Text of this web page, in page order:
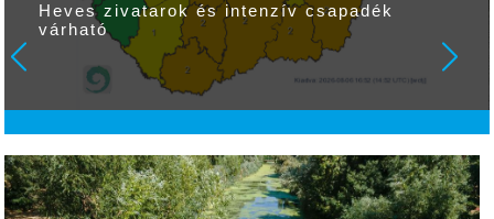
Heves zivatarok és intenzív csapadék
várható